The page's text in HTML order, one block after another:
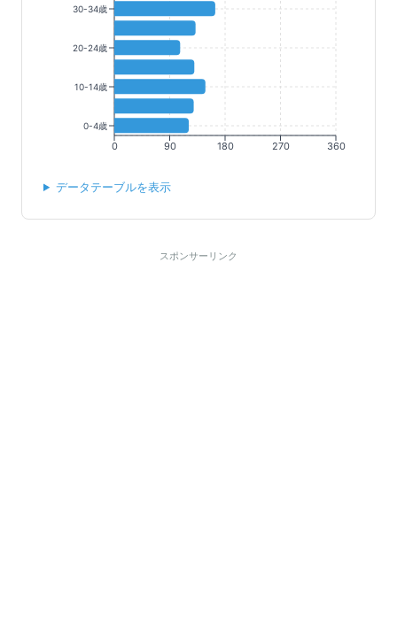
0 90 180 270 360
30-34歳
20-24歳
10-14歳
0-4歳
データテーブルを表示
スポンサーリンク